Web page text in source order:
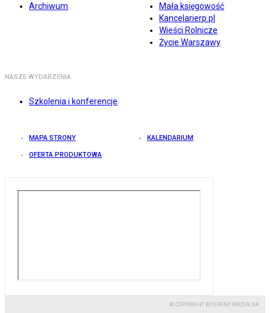
Archiwum
Mała księgowość
Kancelarierp.pl
Wieści Rolnicze
Życie Warszawy
NASZE WYDARZENIA
Szkolenia i konferencje
MAPA STRONY KALENDARIUM
OFERTA PRODUKTOWA
© COPYRIGHT BY GREMI MEDIA SA